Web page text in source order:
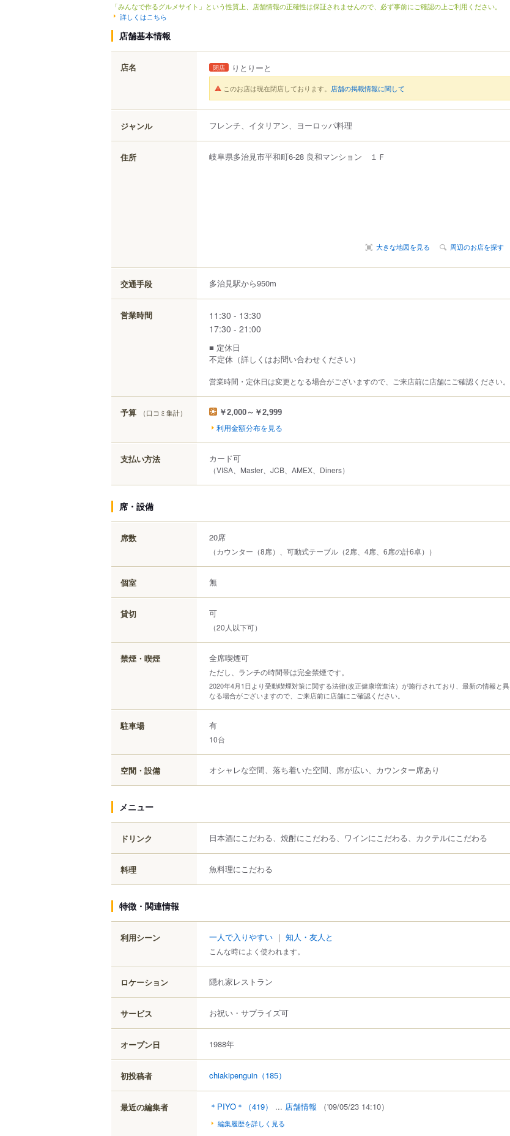
「みんなで作るグルメサイト」という性質上、店舗情報の正確性は保証されませんので、必ず事前にご確認の上ご利用ください。
詳しくはこちら
店舗基本情報
店名 閉店 りとりーと
このお店は現在閉店しております。 店舗の掲載情報に関して
ジャンル フレンチ、イタリアン、ヨーロッパ料理
住所 岐阜県多治見市平和町6-28 良和マンション １Ｆ
大きな地図を見る 周辺のお店を探す
交通手段 多治見駅から950m
営業時間
11:30 - 13:30
17:30 - 21:00
■ 定休日
不定休（詳しくはお問い合わせください）
営業時間・定休日は変更となる場合がございますので、ご来店前に店舗にご確認ください。
予算 （口コミ集計） ￥2,000～￥2,999
利用金額分布を見る
支払い方法 カード可
（VISA、Master、JCB、AMEX、Diners）
席・設備
席数 20席
（カウンター（8席）、可動式テーブル（2席、4席、6席の計6卓））
個室 無
貸切 可
（20人以下可）
禁煙・喫煙 全席喫煙可
ただし、ランチの時間帯は完全禁煙です。
2020年4月1日より受動喫煙対策に関する法律(改正健康増進法）が施行されており、最新の情報と異
なる場合がございますので、ご来店前に店舗にご確認ください。
駐車場 有
10台
空間・設備 オシャレな空間、落ち着いた空間、席が広い、カウンター席あり
メニュー
ドリンク 日本酒にこだわる、焼酎にこだわる、ワインにこだわる、カクテルにこだわる
料理 魚料理にこだわる
特徴・関連情報
利用シーン 一人で入りやすい ｜ 知人・友人と
こんな時によく使われます。
ロケーション 隠れ家レストラン
サービス お祝い・サプライズ可
オープン日 1988年
初投稿者 chiakipenguin （185）
最近の編集者 ＊PIYO＊ （419） ... 店舗情報 （'09/05/23 14:10）
編集履歴を詳しく見る